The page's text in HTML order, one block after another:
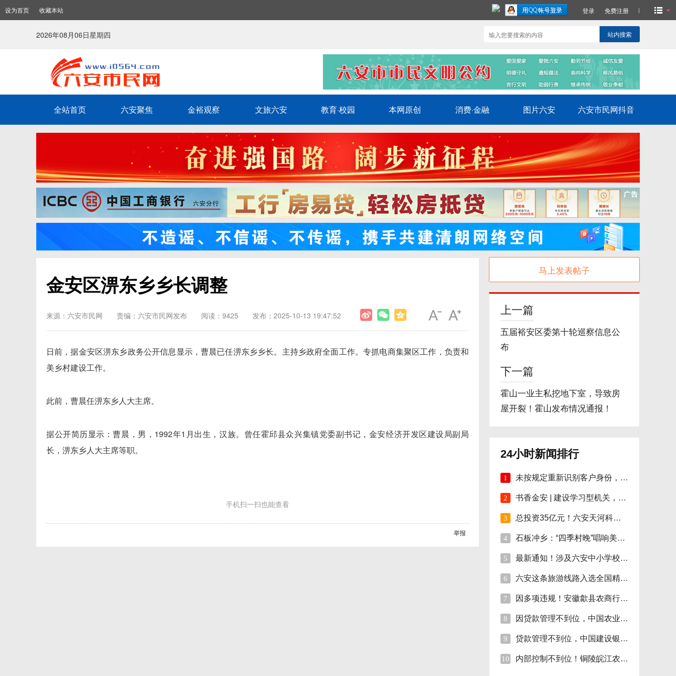
设为首页 收藏本站 登录 免费注册
2026年08月06日星期四 站内搜索
全站首页 六安聚焦 金裕观察 文旅六安 教育·校园 本网原创 消费·金融 图片六安 六安市民网抖音
金安区淠东乡乡长调整
来源：六安市民网 责编：六安市民网发布 阅读：9425 发布：2025-10-13 19:47:52
日前，据金安区淠东乡政务公开信息显示，曹晨已任淠东乡乡长。主持乡政府全面工作。专抓电商集聚区工作，负责和
美乡村建设工作。
此前，曹晨任淠东乡人大主席。
据公开简历显示：曹晨，男，1992年1月出生，汉族。曾任霍邱县众兴集镇党委副书记，金安经济开发区建设局副局
长，淠东乡人大主席等职。
手机扫一扫也能查看
举报
马上发表帖子
上一篇
五届裕安区委第十轮巡察信息公
布
下一篇
霍山一业主私挖地下室，导致房
屋开裂！霍山发布情况通报！
24小时新闻排行
1 未按规定重新识别客户身份，安徽明光农商行
2 书香金安 | 建设学习型机关，孙岗这样做！
3 总投资35亿元！六安天河科技学院项目开工！
4 石板冲乡：“四季村晚”唱响美好新生活
5 最新通知！涉及六安中小学校伙食费
6 六安这条旅游线路入选全国精品!
7 因多项违规！安徽歙县农商行合计被罚110万
8 因贷款管理不到位，中国农业银行砀山支行被
9 贷款管理不到位，中国建设银行股份砀山支行
10 内部控制不到位！铜陵皖江农村商行被罚35万